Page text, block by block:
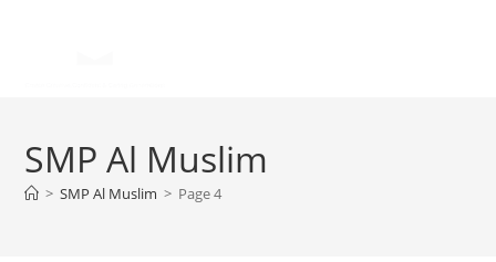
SMP Al Muslim
> SMP Al Muslim > Page 4